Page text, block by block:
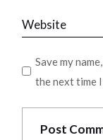
Save my
the next time
Post